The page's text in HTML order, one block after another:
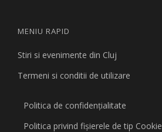
MENIU RAPID
Stiri si evenimente din Cluj
Termeni si conditii de utilizare
Politica de confidențialitate
Politica privind fişierele de tip Cookie